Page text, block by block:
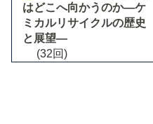
はどこへ向かうのか―ケ
ミカルリサイクルの歴史
と展望―
(32回)